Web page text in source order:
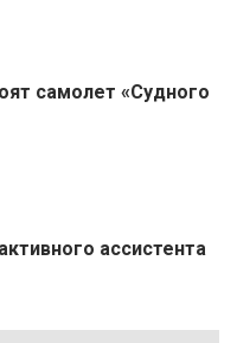
самолет «Судного
ассистента